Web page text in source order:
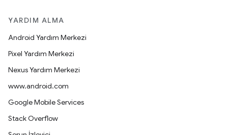
YARDIM ALMA
Android Yardım Merkezi
Pixel Yardım Merkezi
Nexus Yardım Merkezi
www.android.com
Google Mobile Services
Stack Overflow